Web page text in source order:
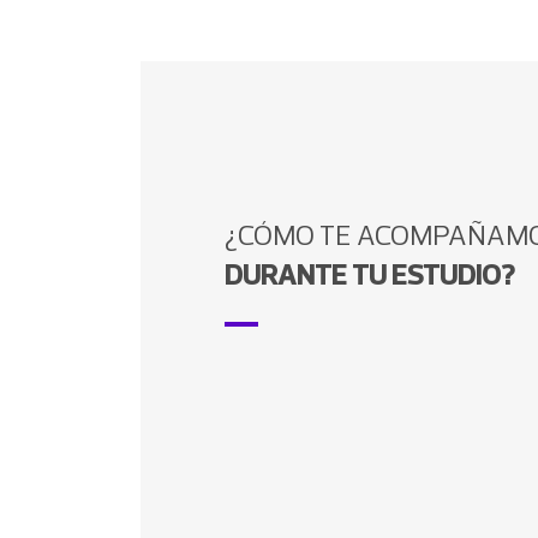
¿CÓMO TE
DURANTE TU ESTUDIO?